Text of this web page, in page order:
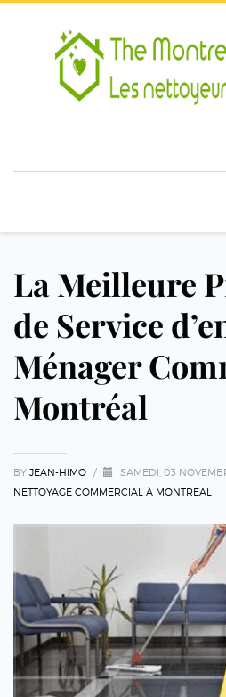
La Meilleure
de Service
Ménager
Montréal
BY JEAN-HIMO / SAMEDI, 03
NETTOYAGE COMMERCIAL À MONTREAL